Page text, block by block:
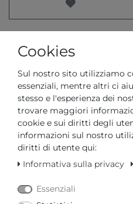
Pure!
Braccia
da
Pure!
Cookies
Sul nostro sito utilizziamo
essenziali, mentre altri ci
stesso e l'esperienza dei
trovare maggiori
cookie e sui diritti degli
informazioni sul nostro
diritti di utente qui:
Informativa sulla privacy
Essenziali